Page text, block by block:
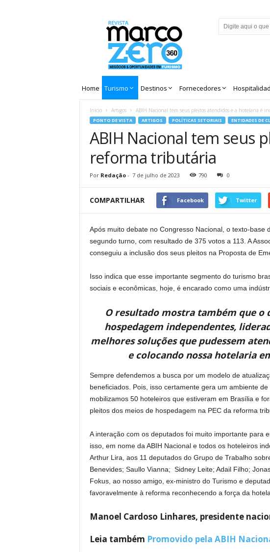
Home Turismo Destinos Fornecedores
Início Artigos ABIH Nacional tem seus pleitos atendidos e a hotelaria é
PONTO DE VISTA ARTIGOS POLÍTICAS SETORIAIS ENTIDADES DE
ABIH Nacional tem seus
reforma tributária
Por Redação- 7 de julho de 2023 790 0
COMPARTILHAR Facebook Twitter
Após muito debate no Congresso Nacional, o texto-
segundo turno, com resultado de 375 votos a 113. A
conseguiu a inclusão dos seus pleitos na Proposta de
Isso indica que esse importante segmento do turismo
sociais e econômicas, hoje, é encarado como uma
O resultado mostra também que o
hospedagem independentes,
melhores soluções que pudessem
e colocando nossa hotelaria
Sempre defendemos a busca por um modelo de
beneficiados. Pois, isso certamente gera um ambiente
mobilizamos 50 hoteleiros que estiveram em Brasília e
pleitos dos meios de hospedagem na PEC da reforma
A interação com os deputados foi muito importante para
isso, em nome da ABIH Nacional e todos os hoteleiros
Arthur Lira, aos 11 deputados do Grupo de Trabalho
Benevides; Saullo Vianna; Sidney Leite; Adail Filho;
Fokus, ao nosso amigo, ex-ministro do Turismo e
favoravelmente à reforma reconhecendo a força da
Manoel Cardoso Linhares, presidente
Leia também Promovido pela ABIH